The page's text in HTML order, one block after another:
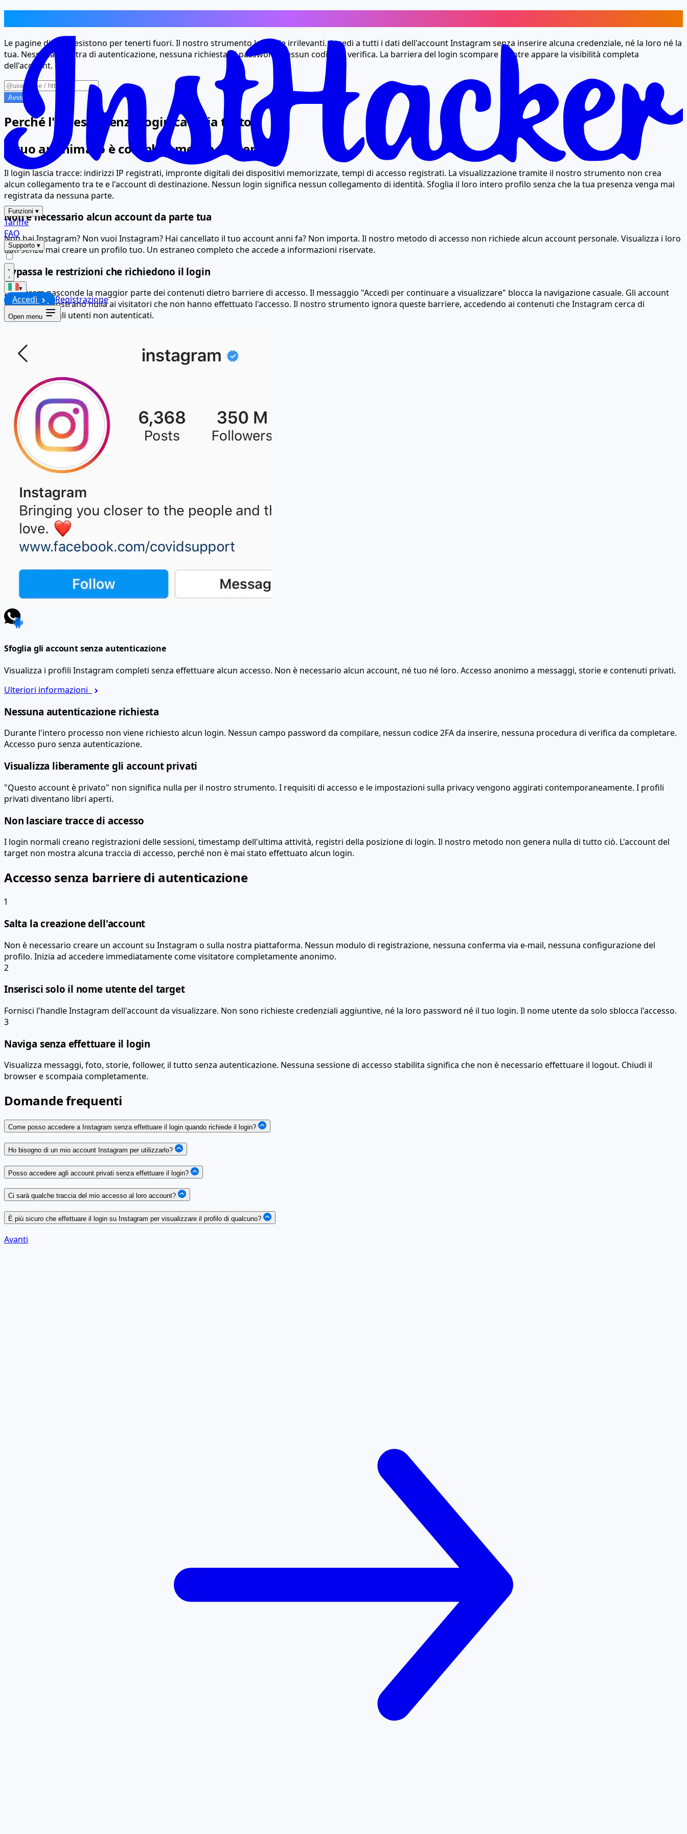
Funzioni ▾
Tariffe
FAQ
Supporto ▾
▾
Accedi Registrazione
Open menu
Le pagine di login esistono per tenerti fuori. Il nostro strumento le rende irrilevanti. Accedi a tutti i dati dell'account Instagram senza inserire alcuna credenziale, né la loro né la
tua. Nessuna finestra di autenticazione, nessuna richiesta di password, nessun codice di verifica. La barriera del login scompare mentre appare la visibilità completa
dell'account.
Avvia
Perché l'accesso senza login cambia tutto
Il tuo anonimato è completamente preservato
Il login lascia tracce: indirizzi IP registrati, impronte digitali dei dispositivi memorizzate, tempi di accesso registrati. La visualizzazione tramite il nostro strumento non crea
alcun collegamento tra te e l'account di destinazione. Nessun login significa nessun collegamento di identità. Sfoglia il loro intero profilo senza che la tua presenza venga mai
registrata da nessuna parte.
Non è necessario alcun account da parte tua
Non hai Instagram? Non vuoi Instagram? Hai cancellato il tuo account anni fa? Non importa. Il nostro metodo di accesso non richiede alcun account personale. Visualizza i loro
dati senza mai creare un profilo tuo. Un estraneo completo che accede a informazioni riservate.
Bypassa le restrizioni che richiedono il login
Instagram nasconde la maggior parte dei contenuti dietro barriere di accesso. Il messaggio "Accedi per continuare a visualizzare" blocca la navigazione casuale. Gli account
privati non mostrano nulla ai visitatori che non hanno effettuato l'accesso. Il nostro strumento ignora queste barriere, accedendo ai contenuti che Instagram cerca di
nascondere agli utenti non autenticati.
Sfoglia gli account senza autenticazione
Visualizza i profili Instagram completi senza effettuare alcun accesso. Non è necessario alcun account, né tuo né loro. Accesso anonimo a messaggi, storie e contenuti privati.
Ulteriori informazioni
Nessuna autenticazione richiesta
Durante l'intero processo non viene richiesto alcun login. Nessun campo password da compilare, nessun codice 2FA da inserire, nessuna procedura di verifica da completare.
Accesso puro senza autenticazione.
Visualizza liberamente gli account privati
"Questo account è privato" non significa nulla per il nostro strumento. I requisiti di accesso e le impostazioni sulla privacy vengono aggirati contemporaneamente. I profili
privati diventano libri aperti.
Non lasciare tracce di accesso
I login normali creano registrazioni delle sessioni, timestamp dell'ultima attività, registri della posizione di login. Il nostro metodo non genera nulla di tutto ciò. L'account del
target non mostra alcuna traccia di accesso, perché non è mai stato effettuato alcun login.
Accesso senza barriere di autenticazione
1
Salta la creazione dell'account
Non è necessario creare un account su Instagram o sulla nostra piattaforma. Nessun modulo di registrazione, nessuna conferma via e-mail, nessuna configurazione del
profilo. Inizia ad accedere immediatamente come visitatore completamente anonimo.
2
Inserisci solo il nome utente del target
Fornisci l'handle Instagram dell'account da visualizzare. Non sono richieste credenziali aggiuntive, né la loro password né il tuo login. Il nome utente da solo sblocca l'accesso.
3
Naviga senza effettuare il login
Visualizza messaggi, foto, storie, follower, il tutto senza autenticazione. Nessuna sessione di accesso stabilita significa che non è necessario effettuare il logout. Chiudi il
browser e scompaia completamente.
Domande frequenti
Come posso accedere a Instagram senza effettuare il login quando richiede il login?
Ho bisogno di un mio account Instagram per utilizzarlo?
Posso accedere agli account privati senza effettuare il login?
Ci sarà qualche traccia del mio accesso al loro account?
È più sicuro che effettuare il login su Instagram per visualizzare il profilo di qualcuno?
Avanti